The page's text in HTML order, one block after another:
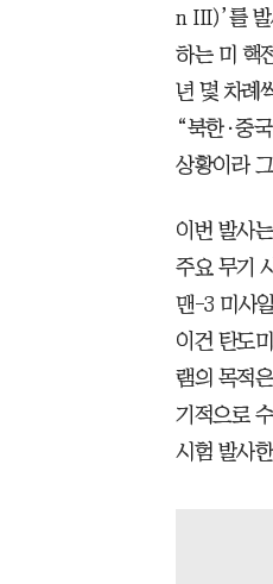
n III)’를 발
하는 미 핵
년 몇 차례
“북한·중
상황이라
이번 발사
주요 무기
맨-3 미사
이건 탄도
램의 목적
기적으로
시험 발사